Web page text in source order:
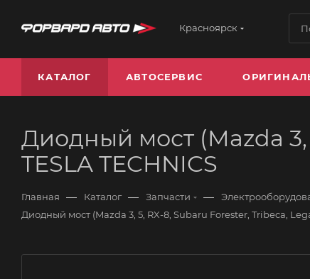
Красноярск
КАТАЛОГ АВТОСЕРВИС
Диодный мост (Mazda 3,
TESLA TECHNICS
Главная — Каталог — Запчасти —
Диодный мост (Mazda 3, 5, RX-8, Subaru Forester, Tribeca,